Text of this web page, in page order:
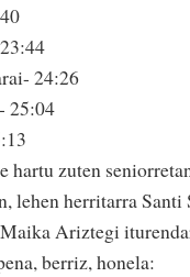
24:26
25:04
hartu zuten
lehen herritarra
Ariztegi
berriz, honela: